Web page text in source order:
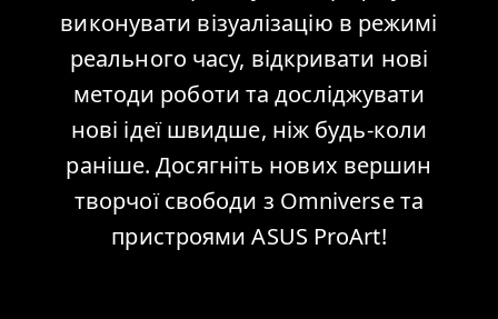
виконувати візуалізацію в режимі
реального часу, відкривати нові
методи роботи та досліджувати
нові ідеї швидше, ніж будь-коли
раніше. Досягніть нових вершин
творчої свободи з Omniverse та
пристроями ASUS ProArt!